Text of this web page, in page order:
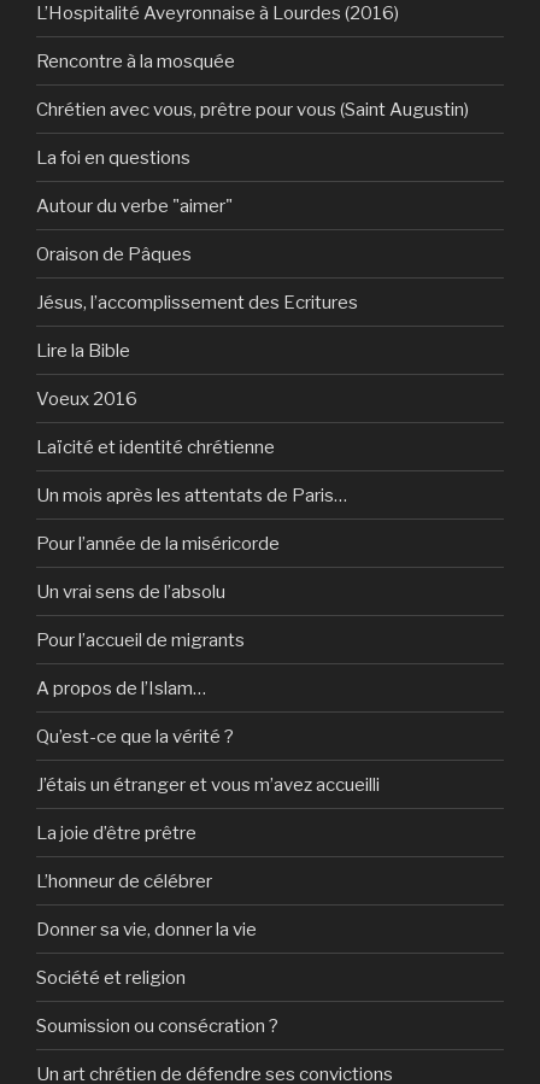
L’Hospitalité Aveyronnaise à Lourdes (2016)
Rencontre à la mosquée
Chrétien avec vous, prêtre pour vous (Saint Augustin)
La foi en questions
Autour du verbe "aimer"
Oraison de Pâques
Jésus, l’accomplissement des Ecritures
Lire la Bible
Voeux 2016
Laïcité et identité chrétienne
Un mois après les attentats de Paris…
Pour l’année de la miséricorde
Un vrai sens de l’absolu
Pour l’accueil de migrants
A propos de l’Islam…
Qu’est-ce que la vérité ?
J’étais un étranger et vous m’avez accueilli
La joie d’être prêtre
L’honneur de célébrer
Donner sa vie, donner la vie
Société et religion
Soumission ou consécration ?
Un art chrétien de défendre ses convictions